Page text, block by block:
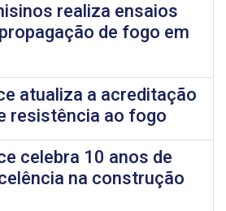
realiza ensaios
de fogo em
atualiza a acreditação
resistência ao fogo
celebra 10 anos de
na construção